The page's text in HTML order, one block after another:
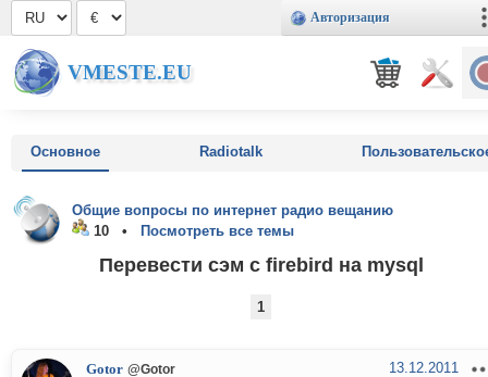
Авторизация
VMESTE.EU
Основное Radiotalk
Общие вопросы по интернет радио вещанию
10 •
Посмотреть все темы
Перевести сэм с firebird на mysql
1
Gotor @Gotor 13.12.2011